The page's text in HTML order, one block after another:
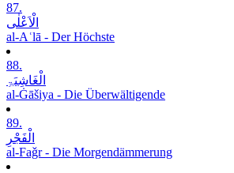
87.
الْاَعْلٰی
al-Aʿlā - Der Höchste
88.
الْغَاشِیَۃِ
al-Ġāšiya - Die Überwältigende
89.
الْفَجْرِ
al-Faǧr - Die Morgendämmerung